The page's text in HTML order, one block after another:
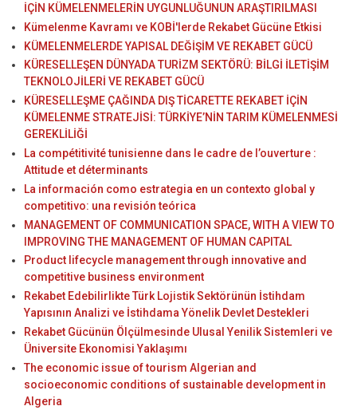
İÇİN KÜMELENMELERİN UYGUNLUĞUNUN ARAŞTIRILMASI
Kümelenme Kavramı ve KOBİ'lerde Rekabet Gücüne Etkisi
KÜMELENMELERDE YAPISAL DEĞİŞİM VE REKABET GÜCÜ
KÜRESELLEŞEN DÜNYADA TURİZM SEKTÖRÜ: BİLGİ İLETİŞİM
TEKNOLOJİLERİ VE REKABET GÜCÜ
KÜRESELLEŞME ÇAĞINDA DIŞ TİCARETTE REKABET İÇİN
KÜMELENME STRATEJİSİ: TÜRKİYE’NİN TARIM KÜMELENMESİ
GEREKLİLİĞİ
La compétitivité tunisienne dans le cadre de l’ouverture :
Attitude et déterminants
La información como estrategia en un contexto global y
competitivo: una revisión teórica
MANAGEMENT OF COMMUNICATION SPACE, WITH A VIEW TO
IMPROVING THE MANAGEMENT OF HUMAN CAPITAL
Product lifecycle management through innovative and
competitive business environment
Rekabet Edebilirlikte Türk Lojistik Sektörünün İstihdam
Yapısının Analizi ve İstihdama Yönelik Devlet Destekleri
Rekabet Gücünün Ölçülmesinde Ulusal Yenilik Sistemleri ve
Üniversite Ekonomisi Yaklaşımı
The economic issue of tourism Algerian and
socioeconomic conditions of sustainable development in
Algeria